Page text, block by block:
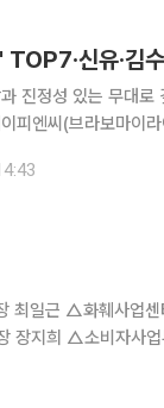
진정성 있는 무대로
니어 꽃중년 공연 시
태화 ◇ 2급 승진 △기획조정실
장지희 △소비자사